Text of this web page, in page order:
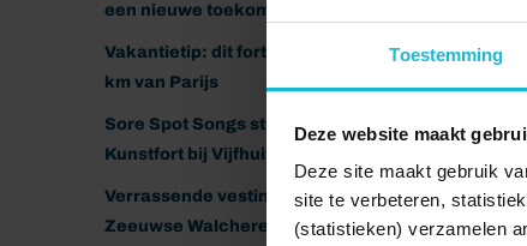
Toestemming
Deze website maakt
Deze site maakt gebruik
site te verbeteren,
(statistieken) verzamelen
een nieuwe toekomst
Vakantietip: dit fort ligt nog geen 20
km van Parijs
Sore Spot Songs strijkt neer op het
Kunstfort bij Vijfhuizen
Verrassende vestingen van het
Zeeuwse Walcheren